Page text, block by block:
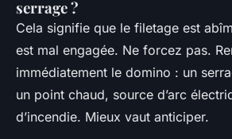
serrage ?
Cela signifie que le filetage est
est mal engagée. Ne forcez pas.
immédiatement le domino : un
un point chaud, source d’arc
d’incendie. Mieux vaut anticiper.